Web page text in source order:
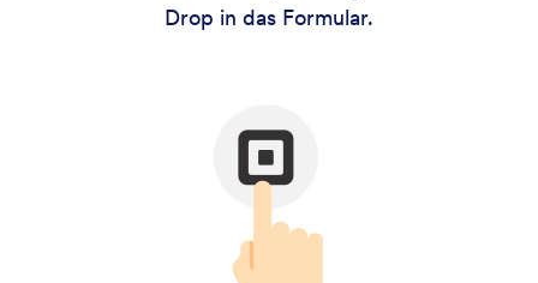
Drop in das Formular.